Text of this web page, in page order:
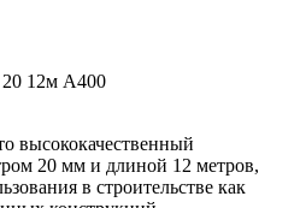
20 12м А400
высококачественный
20 мм и длиной 12 метров,
в строительстве как